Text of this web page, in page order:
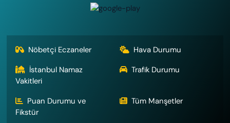
Nöbetçi Eczaneler
Hava Durumu
İstanbul Namaz
Vakitleri
Trafik Durumu
Puan Durumu ve
Fikstür
Tüm Manşetler